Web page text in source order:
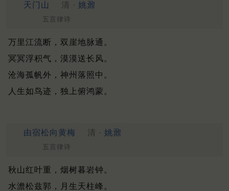
天门山 清 · 姚鼐
五言律诗
万里江流断，双崖地脉通。
冥冥浮积气，漠漠送长风。
沧海孤帆外，神州落照中。
人生如鸟迹，独上俯鸿蒙。
由宿松向黄梅 清 · 姚鼐
五言律诗
秋山红叶重，烟树暮岩钟。
水澹松兹郭，月生天柱峰。